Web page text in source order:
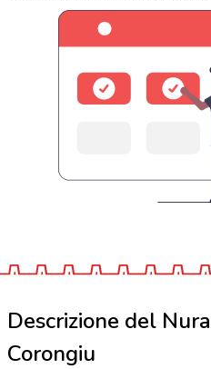
Descrizione del
Corongiu